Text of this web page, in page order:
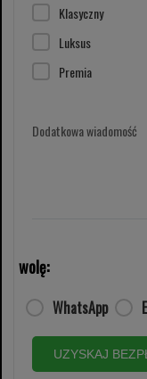
Klasyczny
Luksus
Premia
Dodatkowa wiadomość
wolę:
WhatsApp
UZYSKAJ